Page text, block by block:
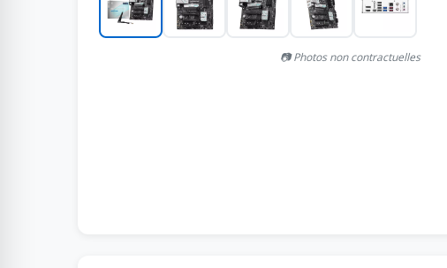
📷 Photos non contractuelles